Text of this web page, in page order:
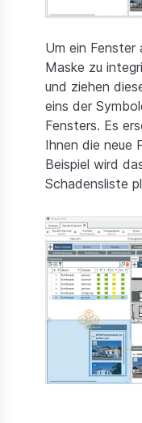
Um ein Fenster
Maske zu
und ziehen
eins der
Fensters. Es
Ihnen die neue
Beispiel wird
Schadensliste